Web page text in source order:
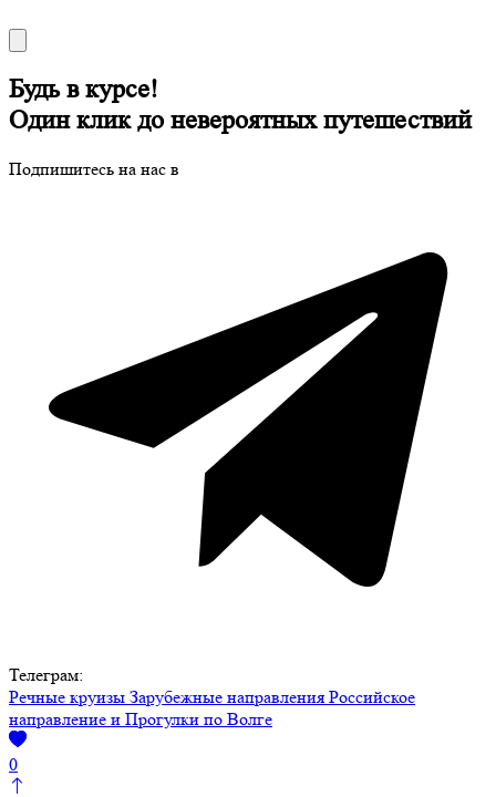
Будь в курсе!
Один клик до невероятных путешествий
Подпишитесь на нас в
Телеграм:
Речные круизы Зарубежные направления Российское
направление и Прогулки по Волге
0